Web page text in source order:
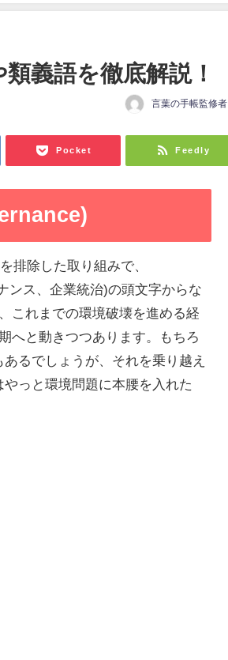
義語を徹底解説！
言葉の手帳監修者
Pocket Feedly
排除した取り組みで、
ンス、企業統治)の頭文字からな
これまでの環境破壊を進める経
へと動きつつあります。もちろ
るでしょうが、それを乗り越え
っと環境問題に本腰を入れた